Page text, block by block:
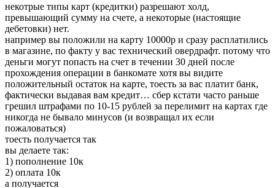
некотрые типы карт (кредитки) разрешают холд,
превышающий сумму на счете, а некоторые (настоящие
дебетовки) нет.
например вы положили на карту 10000р и сразу расплатились
в магазине, по факту у вас технический овердрафт. потому что
деньги могут попасть на счет в течении 30 дней после
прохождения операции в банкомате хотя вы видите
положительный остаток на карте, тоесть за вас платит банк,
фактически выдавая вам кредит… сбер кстати часто раньше
грешил штрафами по 10-15 рублей за перелимит на картах где
никогда не бывало минусов (и возвращал их если
пожаловаться)
тоесть получается так
вы делаете так:
1) пополнение 10к
2) оплата 10к
а получается